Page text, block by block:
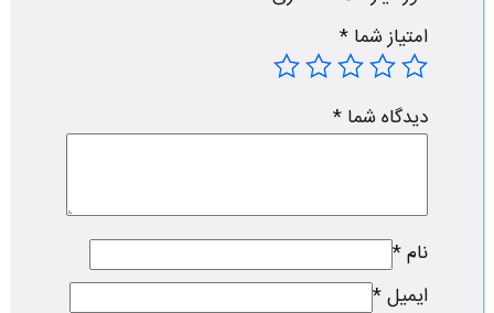
امتیاز شما *
دیدگاه شما *
نام*
ایمیل*